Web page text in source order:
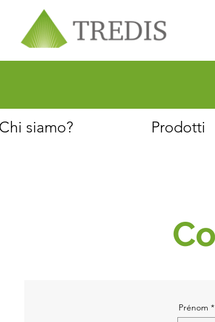
Chi siamo
siamo? Prodotti
Prénom